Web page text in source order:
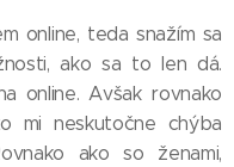
online, teda snažím sa
ako sa to len dá.
online. Avšak rovnako
neskutočne chýba
ako so ženami,